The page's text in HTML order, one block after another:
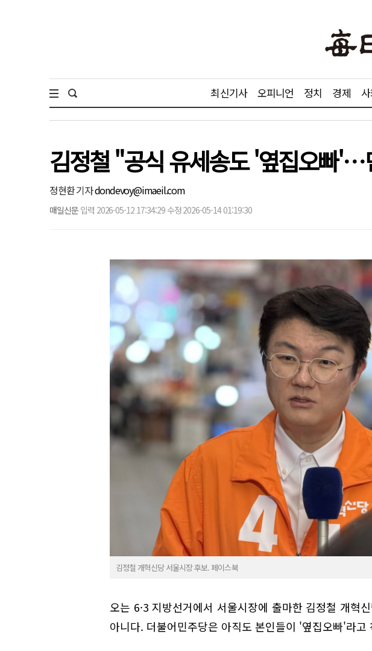
최신기사 오피니언 정치 경제
김정철 "공식 유세송도 '옆집오빠'…
정현환 기자dondevoy@imaeil.com
매일신문 입력 2026-05-12 17:34:29 수정 2026-05-14 01:19:30
김정철 개혁신당 서울시장 후보. 페이스북
오는 6·3 지방선거에서 서울시장에 출마한 김정철 개혁
아니다. 더불어민주당은 아직도 본인들이 '옆집오빠'라